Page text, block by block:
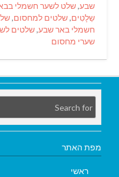
שבע,שלט לשער חשמלי
שַלָטִים,שלטים למחסום,
חשמלי באר שבע,שלטים
שערי מחסום
מפת האתר
ראשי